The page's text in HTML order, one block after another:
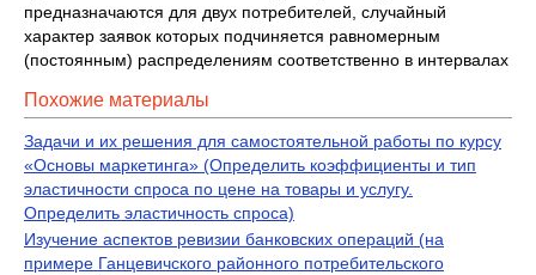
предназначаются для двух потребителей, случайный
характер заявок которых подчиняется равномерным
(постоянным) распределениям соответственно в интервалах
Похожие материалы
Задачи и их решения для самостоятельной работы по курсу
«Основы маркетинга» (Определить коэффициенты и тип
эластичности спроса по цене на товары и услугу.
Определить эластичность спроса)
Изучение аспектов ревизии банковских операций (на
примере Ганцевичского районного потребительского